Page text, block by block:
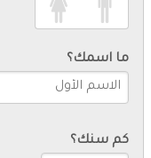
ما اسمك؟
كم سنك؟